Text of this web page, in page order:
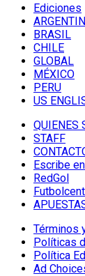
Ediciones
BRASIL
CHILE
GLOBAL
MÉXICO
PERU
US
QUIENES
STAFF
Escribe
RedGol
Términos
Políticas
Política
Ad